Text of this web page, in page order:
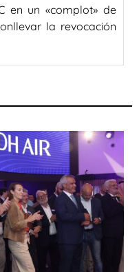
en un «complot» de
la revocación